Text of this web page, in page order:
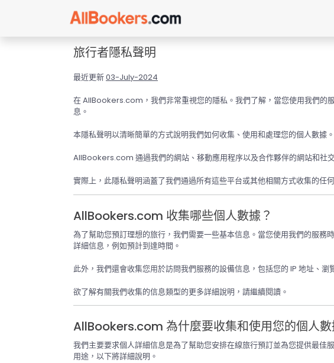
旅行者隱私聲明
最近更新03-July-2024
在 AllBookers.com，我們非常重視您的隱私。我們了解，當您使用我們的
息。
本隱私聲明以清晰簡單的方式說明我們如何收集、使用和處理您的個人數據
AllBookers.com 通過我們的網站、移動應用程序以及合作夥伴的網站和社
實際上，此隱私聲明涵蓋了我們通過所有這些平台或其他相關方式收集的任
AllBookers.com 收集哪些個人數據？
為了幫助您預訂理想的旅行，我們需要一些基本信息。當您使用我們的服
詳細信息，例如預計到達時間。
此外，我們還會收集您用於訪問我們服務的設備信息，包括您的 IP 地址、
欲了解有關我們收集的信息類型的更多詳細說明，請繼續閱讀。
AllBookers.com 為什麼要收集和使用您的個人數
我們主要要求個人詳細信息是為了幫助您安排在線旅行預訂並為您提供最
用途，以下將詳細說明。